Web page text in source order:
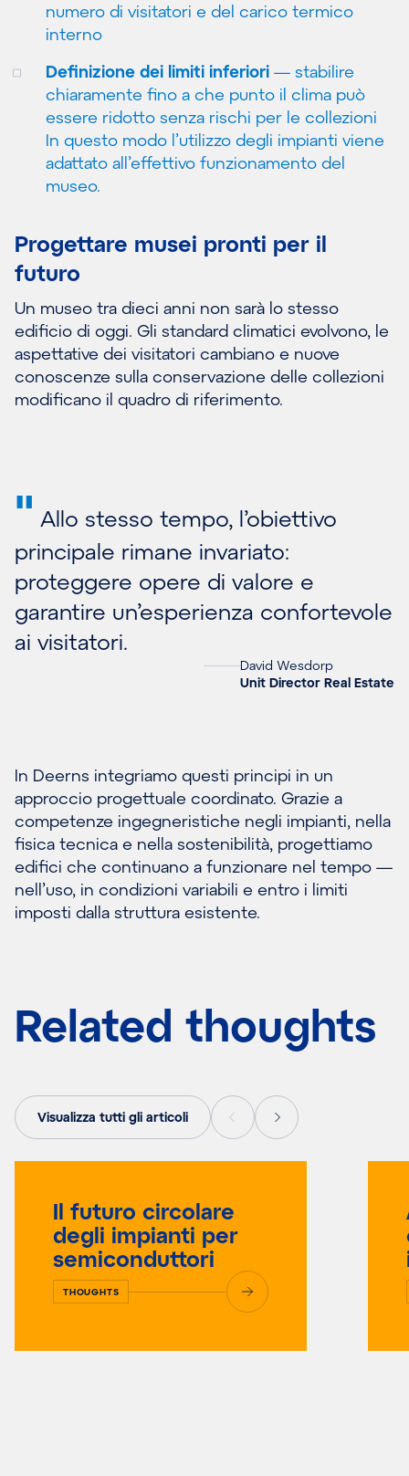
numero di visitatori e del carico termico
interno
Definizione dei limiti inferiori — stabilire
chiaramente fino a che punto il clima può
essere ridotto senza rischi per le collezioni
In questo modo l’utilizzo degli impianti viene
adattato all’effettivo funzionamento del
museo.
Progettare musei pronti per il
futuro
Un museo tra dieci anni non sarà lo stesso
edificio di oggi. Gli standard climatici evolvono, le
aspettative dei visitatori cambiano e nuove
conoscenze sulla conservazione delle collezioni
modificano il quadro di riferimento.
" Allo stesso tempo, l’obiettivo
principale rimane invariato:
proteggere opere di valore e
garantire un’esperienza confortevole
ai visitatori.
David Wesdorp
Unit Director Real Estate
In Deerns integriamo questi principi in un
approccio progettuale coordinato. Grazie a
competenze ingegneristiche negli impianti, nella
fisica tecnica e nella sostenibilità, progettiamo
edifici che continuano a funzionare nel tempo —
nell’uso, in condizioni variabili e entro i limiti
imposti dalla struttura esistente.
Related thoughts
Visualizza tutti gli articoli
Il futuro circolare
degli impianti per
semiconduttori
THOUGHTS